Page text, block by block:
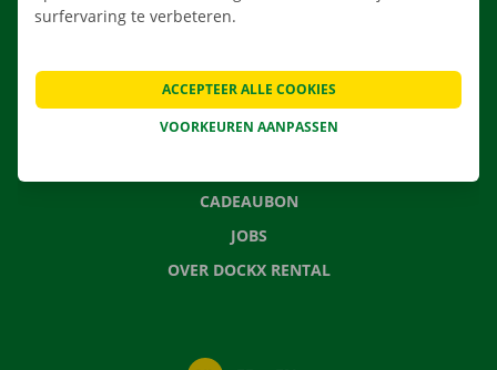
CONTACTEER ONS
VEELGESTELDE VRAGEN
CADEAUBON
JOBS
OVER DOCKX RENTAL
surfervaring te verbeteren.
VOORKEUREN AANPASSEN
ACCEPTEER ALLE COOKIES